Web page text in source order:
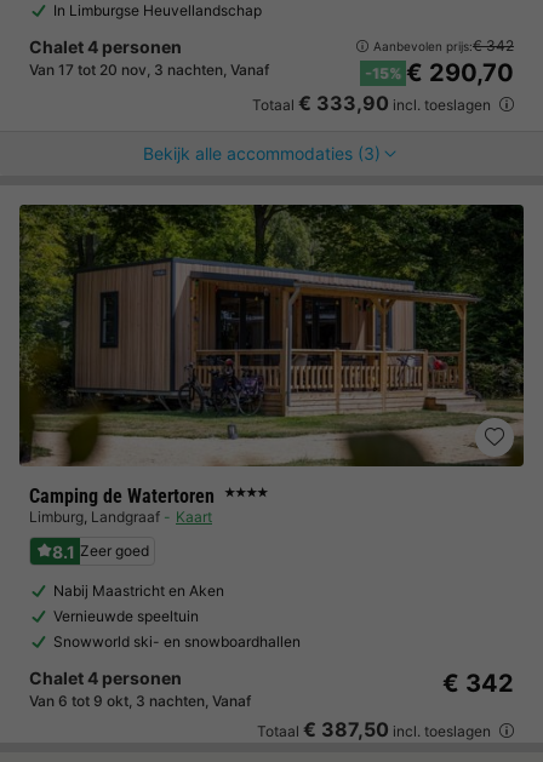
In Limburgse Heuvellandschap
Chalet 4 personen
Van 17 tot 20 nov, 3 nachten, Vanaf
Aanbevolen prijs:€ 342
-15% € 290,70
Totaal € 333,90 incl. toeslagen
Bekijk alle accommodaties (3)
Camping de Watertoren ★★★★
Limburg, Landgraaf Kaart
8.1 Zeer goed
Nabij Maastricht en Aken
Vernieuwde speeltuin
Snowworld ski- en snowboardhallen
Chalet 4 personen
Van 6 tot 9 okt, 3 nachten, Vanaf
€ 342
Totaal € 387,50 incl. toeslagen